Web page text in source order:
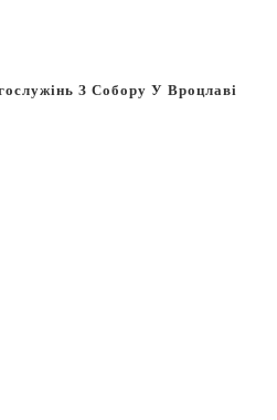
З Собору У Вроцлаві